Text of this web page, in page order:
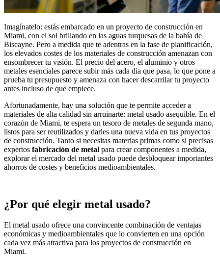
Imagínatelo: estás embarcado en un proyecto de construcción en
Miami, con el sol brillando en las aguas turquesas de la bahía de
Biscayne. Pero a medida que te adentras en la fase de planificación,
los elevados costes de los materiales de construcción amenazan con
ensombrecer tu visión. El precio del acero, el aluminio y otros
metales esenciales parece subir más cada día que pasa, lo que pone a
prueba tu presupuesto y amenaza con hacer descarrilar tu proyecto
antes incluso de que empiece.
Afortunadamente, hay una solución que te permite acceder a
materiales de alta calidad sin arruinarte: metal usado asequible. En el
corazón de Miami, te espera un tesoro de metales de segunda mano,
listos para ser reutilizados y darles una nueva vida en tus proyectos
de construcción. Tanto si necesitas materias primas como si precisas
expertos fabricación de metal para crear componentes a medida,
explorar el mercado del metal usado puede desbloquear importantes
ahorros de costes y beneficios medioambientales.
¿Por qué elegir metal usado?
El metal usado ofrece una convincente combinación de ventajas
económicas y medioambientales que lo convierten en una opción
cada vez más atractiva para los proyectos de construcción en
Miami.